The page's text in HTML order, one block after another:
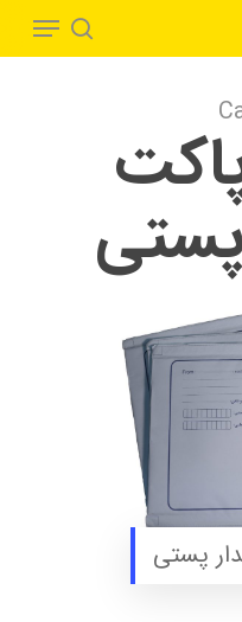
search
Menu
پستی
پستی